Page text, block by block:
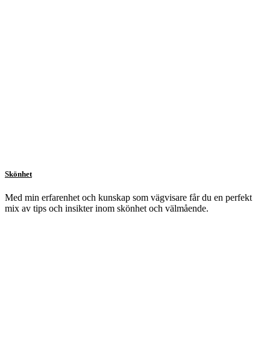
Skönhet
Med min erfarenhet och kunskap som vägvisare får du en perfekt
mix av tips och insikter inom skönhet och välmående.